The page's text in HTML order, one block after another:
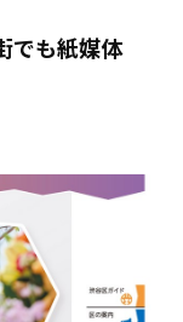
でも紙媒体